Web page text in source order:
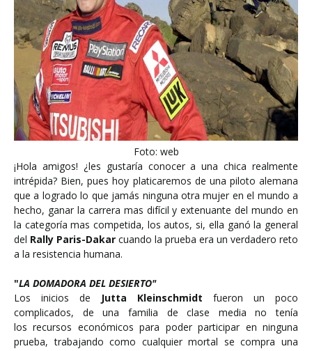
Foto: web
¡Hola amigos! ¿les gustaría conocer a una chica realmente
intrépida? Bien, pues hoy platicaremos de una piloto alemana
que a logrado lo que jamás ninguna otra mujer en el mundo a
hecho, ganar la carrera mas difícil y extenuante del mundo en
la categoría mas competida, los autos, si, ella ganó la general
del Rally Paris-Dakar cuando la prueba era un verdadero reto
a la resistencia humana.
"LA DOMADORA DEL DESIERTO"
Los inicios de
Jutta Kleinschmidt
fueron un poco
complicados, de una familia de clase media no tenía
los recursos económicos para poder participar en ninguna
prueba, trabajando como cualquier mortal se compra una